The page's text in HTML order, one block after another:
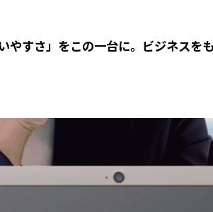
やすさ」をこの一台に。ビジネスを